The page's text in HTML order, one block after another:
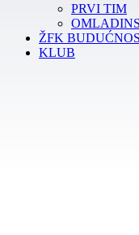
PRVI TIM
ŽFK
KLUB